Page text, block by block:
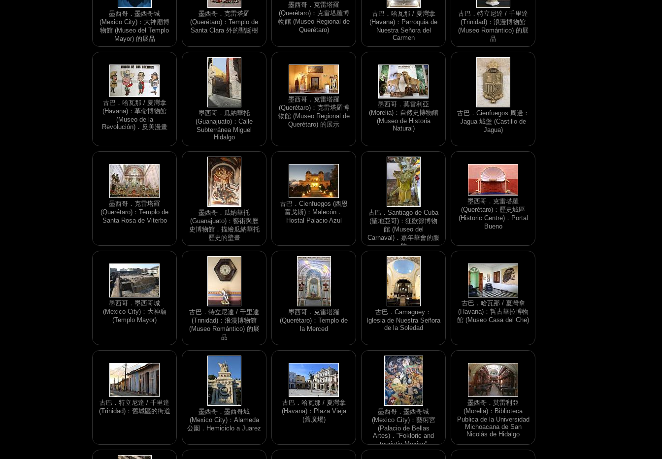
墨西哥．墨西哥城
(Mexico City)：大神廟博
物館 (Museo del Templo
Mayor) 的展品
墨西哥．克雷塔羅
(Querétaro)：Templo de
Santa Clara 外的聖誕樹
墨西哥．克雷塔羅
(Querétaro)：克雷塔羅博
物館 (Museo Regional de
Querétaro)
古巴．哈瓦那 / 夏灣拿
(Havana)：Parroquia de
Nuestra Señora del
Carmen
古巴．特立尼達 / 千里達
(Trinidad)：浪漫博物館
(Museo Romántico) 的展
品
古巴．哈瓦那 / 夏灣拿
(Havana)：革命博物館
(Museo de la
Revolución)．反美漫畫
墨西哥．瓜納華托
(Guanajuato)：Calle
Subterránea Miguel
Hidalgo
墨西哥．克雷塔羅
(Querétaro)：克雷塔羅博
物館 (Museo Regional de
Querétaro) 的展示
墨西哥．莫雷利亞
(Morelia)：自然史博物館
(Museo de Historia
Natural)
古巴．Cienfuegos 周邊：
Jagua 城堡 (Castillo de
Jagua)
墨西哥．克雷塔羅
(Querétaro)：Templo de
Santa Rosa de Viterbo
墨西哥．瓜納華托
(Guanajuato)：藝術與歷
史博物館．描繪瓜納華托
歷史的壁畫
古巴．Cienfuegos (西恩
富戈斯)：Malecón．
Hostal Palacio Azul
古巴．Santiago de Cuba
(聖地亞哥)：狂歡節博物
館 (Museo del
Carnaval)．嘉年華會的服
飾
墨西哥．克雷塔羅
(Querétaro)：歷史城區
(Historic Centre)．Portal
Bueno
墨西哥．墨西哥城
(Mexico City)：大神廟
(Templo Mayor)
古巴．特立尼達 / 千里達
(Trinidad)：浪漫博物館
(Museo Romántico) 的展
品
墨西哥．克雷塔羅
(Querétaro)：Templo de
la Merced
古巴．Camagüey：
Iglesia de Nuestra Señora
de la Soledad
古巴．哈瓦那 / 夏灣拿
(Havana)：哲古華拉博物
館 (Museo Casa del Che)
古巴．特立尼達 / 千里達
(Trinidad)：舊城區的街道
墨西哥．墨西哥城
(Mexico City)：Alameda
公園．Hemiciclo a Juarez
古巴．哈瓦那 / 夏灣拿
(Havana)：Plaza Vieja
(舊廣場)
墨西哥．墨西哥城
(Mexico City)：藝術宮
(Palacio de Bellas
Artes)．"Fokloric and
touristic Mexico"
墨西哥．莫雷利亞
(Morelia)：Biblioteca
Publica de la Universidad
Michoacana de San
Nicolás de Hidalgo